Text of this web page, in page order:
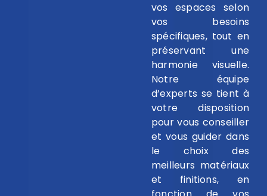
vos espaces selon
vos besoins
spécifiques, tout en
préservant une
harmonie visuelle.
Notre équipe
d’experts se tient à
votre disposition
pour vous conseiller
et vous guider dans
le choix des
meilleurs matériaux
et finitions, en